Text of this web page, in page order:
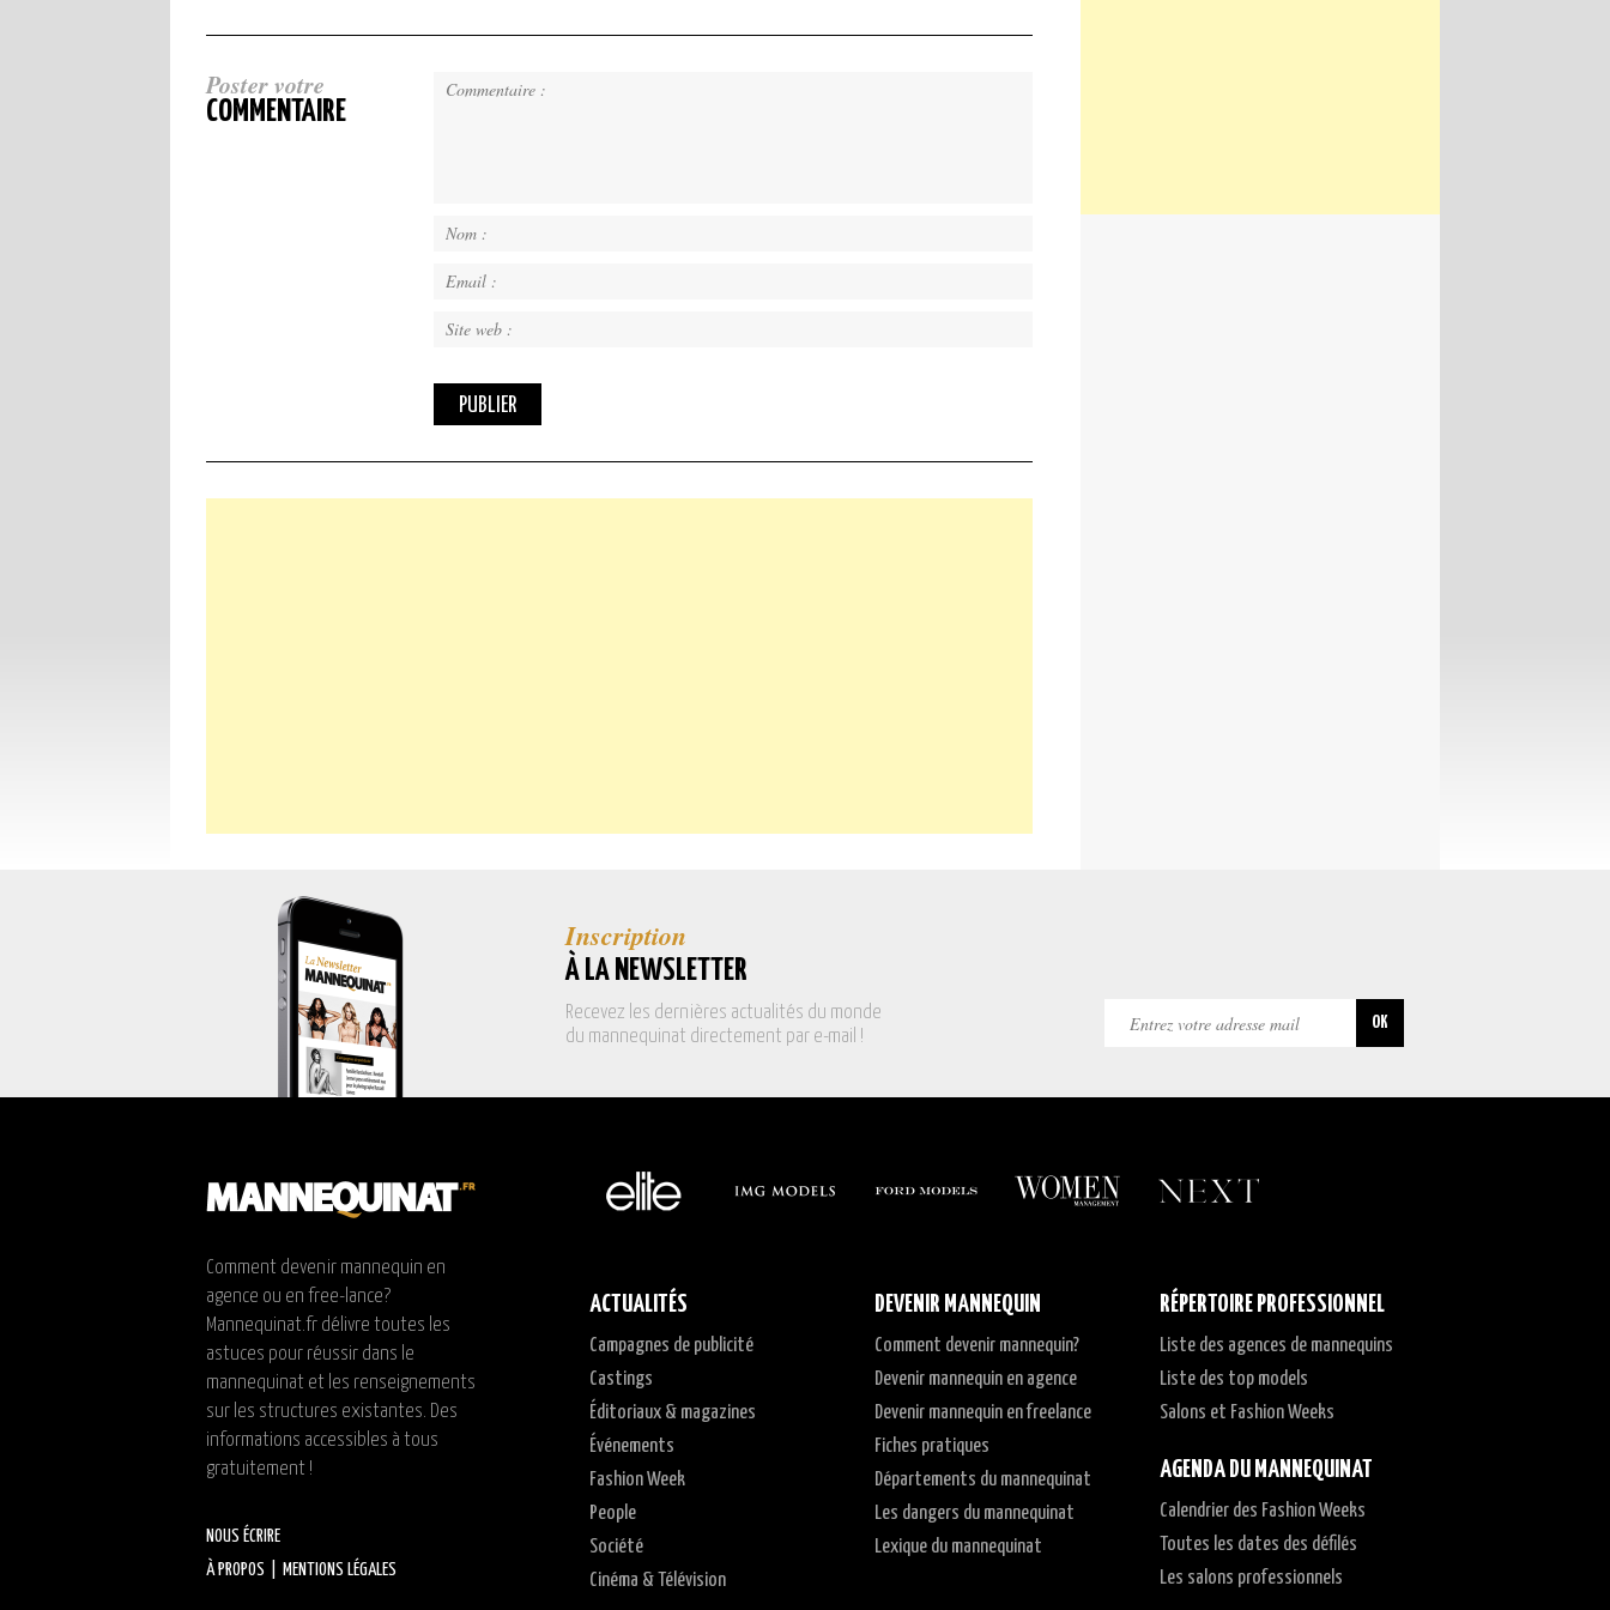
Poster votre
COMMENTAIRE
Inscription
À LA NEWSLETTER
Recevez les dernières actualités du monde
du mannequinat directement par e-mail !
Comment devenir mannequin en
agence ou en free-lance?
Mannequinat.fr délivre toutes les
astuces pour réussir dans le
mannequinat et les renseignements
sur les structures existantes. Des
informations accessibles à tous
gratuitement !
NOUS ÉCRIRE
À PROPOS
MENTIONS LÉGALES
ACTUALITÉS
Campagnes de publicité
Castings
Éditoriaux & magazines
Événements
Fashion Week
People
Société
Cinéma & Télévision
DEVENIR MANNEQUIN
Comment devenir mannequin?
Devenir mannequin en agence
Devenir mannequin en freelance
Fiches pratiques
Départements du mannequinat
Les dangers du mannequinat
Lexique du mannequinat
RÉPERTOIRE PROFESSIONNEL
Liste des agences de mannequins
Liste des top models
Salons et Fashion Weeks
AGENDA DU MANNEQUINAT
Calendrier des Fashion Weeks
Toutes les dates des défilés
Les salons professionnels